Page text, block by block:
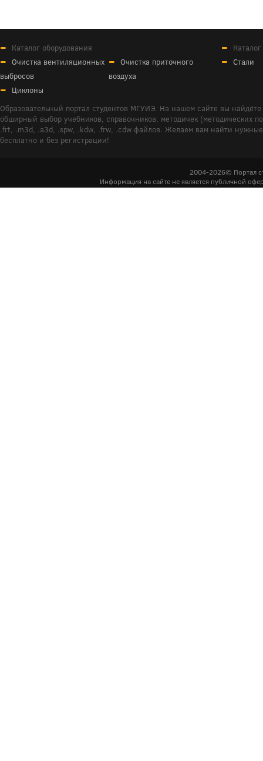
Каталог оборудования
Очистка вентиляционных
выбросов
Очистка приточного
воздуха
Циклоны
Стали
Образовательный портал студентов МГУИЭ. На нашем сайте вы
обширный выбор учебников, справочников, методичек (методических
.frt, .m3d, .a3d, .spw, .kdw, .frw, .cdw файлов. Желаем вам найти
бесплатно и без регистрации!
2004-2026© Портал
Информация на сайте не является публичной